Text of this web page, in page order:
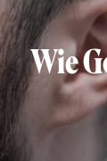
Wie